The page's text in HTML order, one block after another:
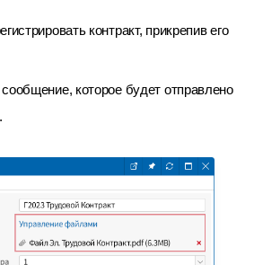
контракт, прикрепив его
которое будет отправлено